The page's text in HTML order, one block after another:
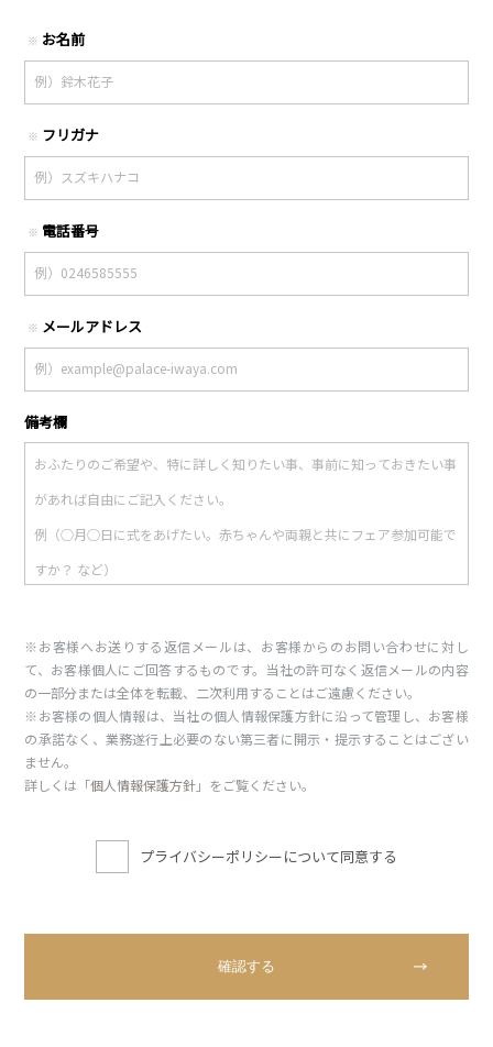
※ お名前
※ フリガナ
※ 電話番号
※ メールアドレス
備考欄
※お客様へお送りする返信メールは、お客様からのお問い合わせに対し
て、お客様個人にご回答するものです。当社の許可なく返信メールの内容
の一部分または全体を転載、二次利用することはご遠慮ください。
※お客様の個人情報は、当社の個人情報保護方針に沿って管理し、お客様
の承諾なく、業務遂行上必要のない第三者に開示・提示することはござい
ません。
詳しくは「個人情報保護方針」をご覧ください。
プライバシーポリシーについて同意する